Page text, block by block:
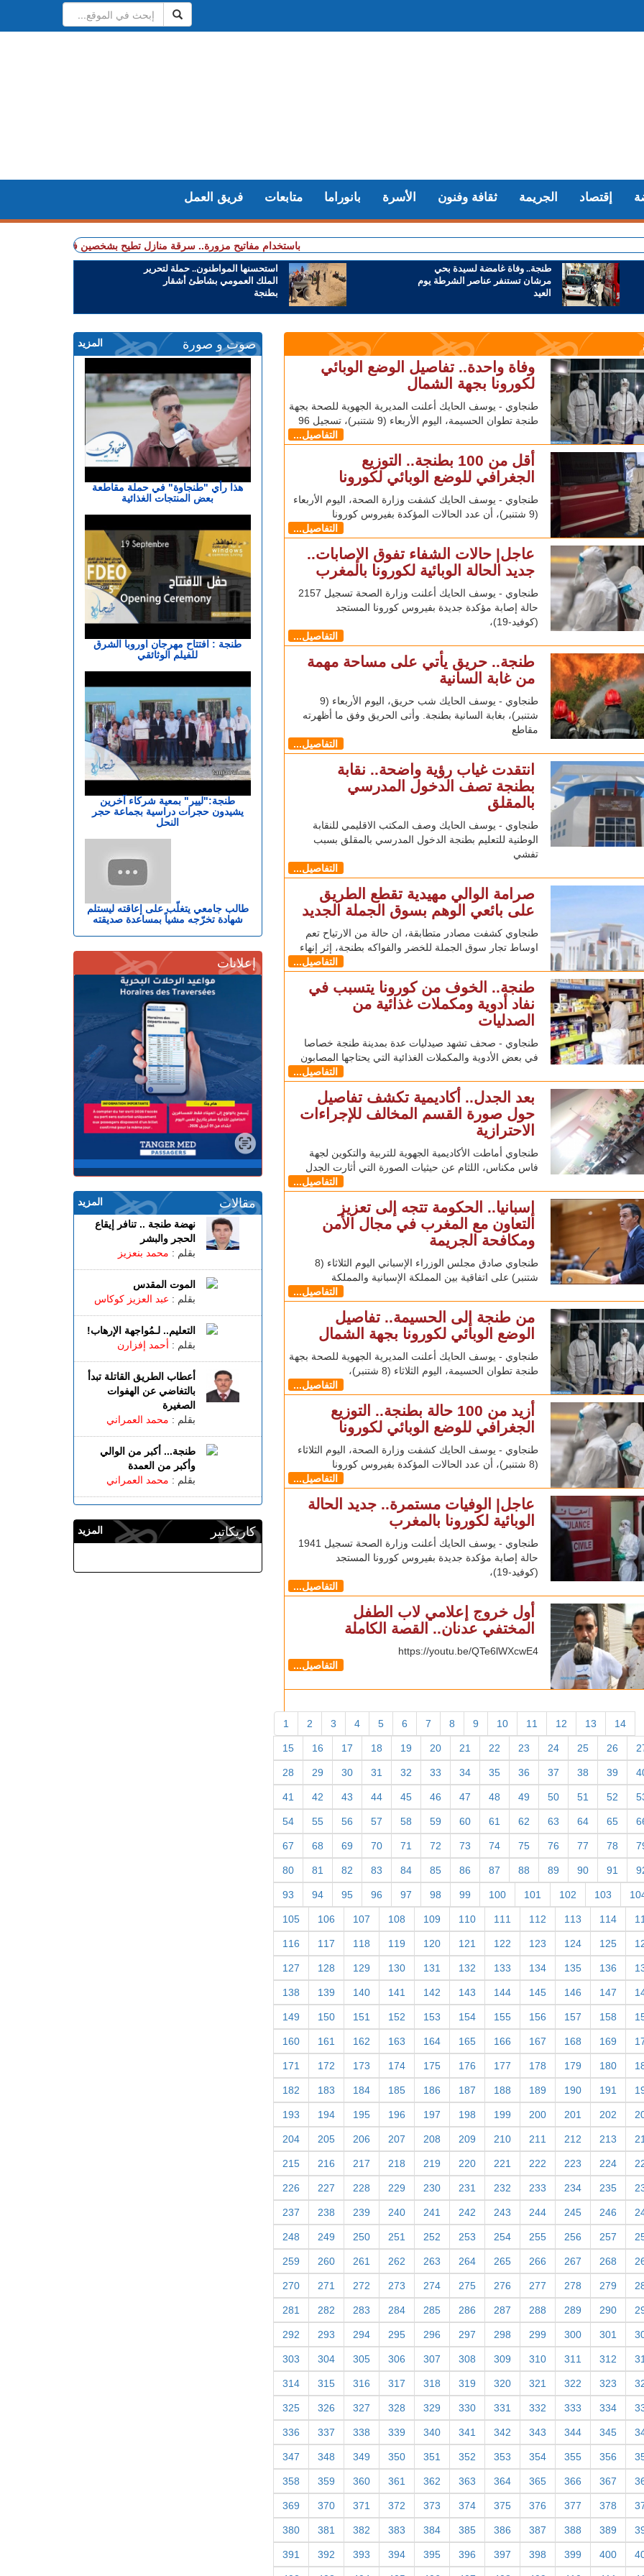
فريق العمل متابعات بانوراما الأسرة ثقافة وفنون الجريمة إقتصاد
+ باستخدام مفاتيح مزورة.. سرقة منازل تطيح بشخصين في قبضة الشرطة
استحسنها المواطنون.. حملة لتحرير
الملك العمومي بشاطئ أشقار
بطنجة
طنجة.. وفاة غامضة لسيدة بحي
مرشان تستنفر عناصر الشرطة يوم
العيد
وفاة واحدة.. تفاصيل الوضع الوبائي
لكورونا بجهة الشمال
طنجاوي - يوسف الحايك أعلنت المديرية الجهوية للصحة بجهة
طنجة تطوان الحسيمة، اليوم الأربعاء (9 شتنبر)، تسجيل 96
التفاصيل...
أقل من 100 بطنجة.. التوزيع
الجغرافي للوضع الوبائي لكورونا
طنجاوي - يوسف الحايك كشفت وزارة الصحة، اليوم الأربعاء
(9 شتنبر)، أن عدد الحالات المؤكدة بفيروس كورونا
التفاصيل...
عاجل| حالات الشفاء تفوق الإصابات..
جديد الحالة الوبائية لكورونا بالمغرب
طنجاوي - يوسف الحايك أعلنت وزارة الصحة تسجيل 2157
حالة إصابة مؤكدة جديدة بفيروس كورونا المستجد
(كوفيد-19)،
التفاصيل...
طنجة.. حريق يأتي على مساحة مهمة
من غابة السانية
طنجاوي - يوسف الحايك شب حريق، اليوم الأربعاء (9
شتنبر)، بغابة السانية بطنجة. وأتى الحريق وفق ما أظهرته
مقاطع
التفاصيل...
انتقدت غياب رؤية واضحة.. نقابة
بطنجة تصف الدخول المدرسي
بالمقلق
طنجاوي - يوسف الحايك وصف المكتب الاقليمي للنقابة
الوطنية للتعليم بطنجة الدخول المدرسي بالمقلق بسبب
تفشي
التفاصيل...
صرامة الوالي مهيدية تقطع الطريق
على بائعي الوهم بسوق الجملة الجديد
طنجاوي كشفت مصادر متطابقة، ان حالة من الارتياح تعم
اوساط تجار سوق الجملة للخضر والفواكه بطنجة، إثر إنهاء
التفاصيل...
طنجة.. الخوف من كورونا يتسبب في
نفاد أدوية ومكملات غذائية من
الصدليات
طنجاوي - صحف تشهد صيدليات عدة بمدينة طنجة خصاصا
في بعض الأدوية والمكملات الغذائية التي يحتاجها المصابون
التفاصيل...
بعد الجدل.. أكاديمية تكشف تفاصيل
حول صورة القسم المخالف للإجراءات
الاحترازية
طنجاوي أماطت الأكاديمية الجهوية للتربية والتكوين لجهة
فاس مكناس، اللثام عن حيثيات الصورة التي أثارت الجدل
التفاصيل...
إسبانيا.. الحكومة تتجه إلى تعزيز
التعاون مع المغرب في مجال الأمن
ومكافحة الجريمة
طنجاوي صادق مجلس الوزراء الإسباني اليوم الثلاثاء (8
شتنبر) على اتفاقية بين المملكة الإسبانية والمملكة
التفاصيل...
من طنجة إلى الحسيمة.. تفاصيل
الوضع الوبائي لكورونا بجهة الشمال
طنجاوي - يوسف الحايك أعلنت المديرية الجهوية للصحة بجهة
طنجة تطوان الحسيمة، اليوم الثلاثاء (8 شتنبر)،
التفاصيل...
أزيد من 100 حالة بطنجة.. التوزيع
الجغرافي للوضع الوبائي لكورونا
طنجاوي - يوسف الحايك كشفت وزارة الصحة، اليوم الثلاثاء
(8 شتنبر)، أن عدد الحالات المؤكدة بفيروس كورونا
التفاصيل...
عاجل| الوفيات مستمرة.. جديد الحالة
الوبائية لكورونا بالمغرب
طنجاوي - يوسف الحايك أعلنت وزارة الصحة تسجيل 1941
حالة إصابة مؤكدة جديدة بفيروس كورونا المستجد
(كوفيد-19)،
التفاصيل...
أول خروج إعلامي لاب الطفل
المختفي عدنان.. القصة الكاملة
https://youtu.be/QTe6lWXcwE4
التفاصيل...
1 2 3 4 5 6 7 8 9 10 11 12 13 14
15 16 17 18 19 20 21 22 23 24 25 26
28 29 30 31 32 33 34 35 36 37 38 39
41 42 43 44 45 46 47 48 49 50 51 52
54 55 56 57 58 59 60 61 62 63 64 65
67 68 69 70 71 72 73 74 75 76 77 78
80 81 82 83 84 85 86 87 88 89 90 91
93 94 95 96 97 98 99 100 101 102 103
105 106 107 108 109 110 111 112 113 114
116 117 118 119 120 121 122 123 124 125
127 128 129 130 131 132 133 134 135 136
138 139 140 141 142 143 144 145 146 147
149 150 151 152 153 154 155 156 157 158
160 161 162 163 164 165 166 167 168 169
171 172 173 174 175 176 177 178 179 180
182 183 184 185 186 187 188 189 190 191
193 194 195 196 197 198 199 200 201 202
204 205 206 207 208 209 210 211 212 213
215 216 217 218 219 220 221 222 223 224
226 227 228 229 230 231 232 233 234 235
237 238 239 240 241 242 243 244 245 246
248 249 250 251 252 253 254 255 256 257
259 260 261 262 263 264 265 266 267 268
270 271 272 273 274 275 276 277 278 279
281 282 283 284 285 286 287 288 289 290
292 293 294 295 296 297 298 299 300 301
303 304 305 306 307 308 309 310 311 312
314 315 316 317 318 319 320 321 322 323
325 326 327 328 329 330 331 332 333 334
336 337 338 339 340 341 342 343 344 345
347 348 349 350 351 352 353 354 355 356
358 359 360 361 362 363 364 365 366 367
369 370 371 372 373 374 375 376 377 378
380 381 382 383 384 385 386 387 388 389
391 392 393 394 395 396 397 398 399 400
المزيد صوت و صورة
هذا رأي "طنجاوة" في حملة مقاطعة
بعض المنتجات الغذائية
طنجة : افتتاح مهرجان اوروبا الشرق
للفيلم الوثائقي
طنجة:"ليير" بمعية شركاء آخرين
يشيدون حجرات دراسية بجماعة حجر
النحل
طالب جامعي يتغلّب على إعاقته ليستلم
شهادة تخرّجه مشياً بمساعدة صديقته
إعلانات
المزيد مقالات
نهضة طنجة .. تنافر إيقاع
الحجر والبشر
بقلم : محمد بنعزيز
الموت المقدس
بقلم : عبد العزيز كوكاس
التعليم.. لـمُواجهة الإرهاب!
بقلم : أحمد إفزارن
أعطاب الطريق القاتلة تبدأ
بالتغاضي عن الهفوات
الصغيرة
بقلم : محمد العمراني
طنجة... أكبر من الوالي
وأكبر من العمدة
بقلم : محمد العمراني
المزيد كاريكاتير